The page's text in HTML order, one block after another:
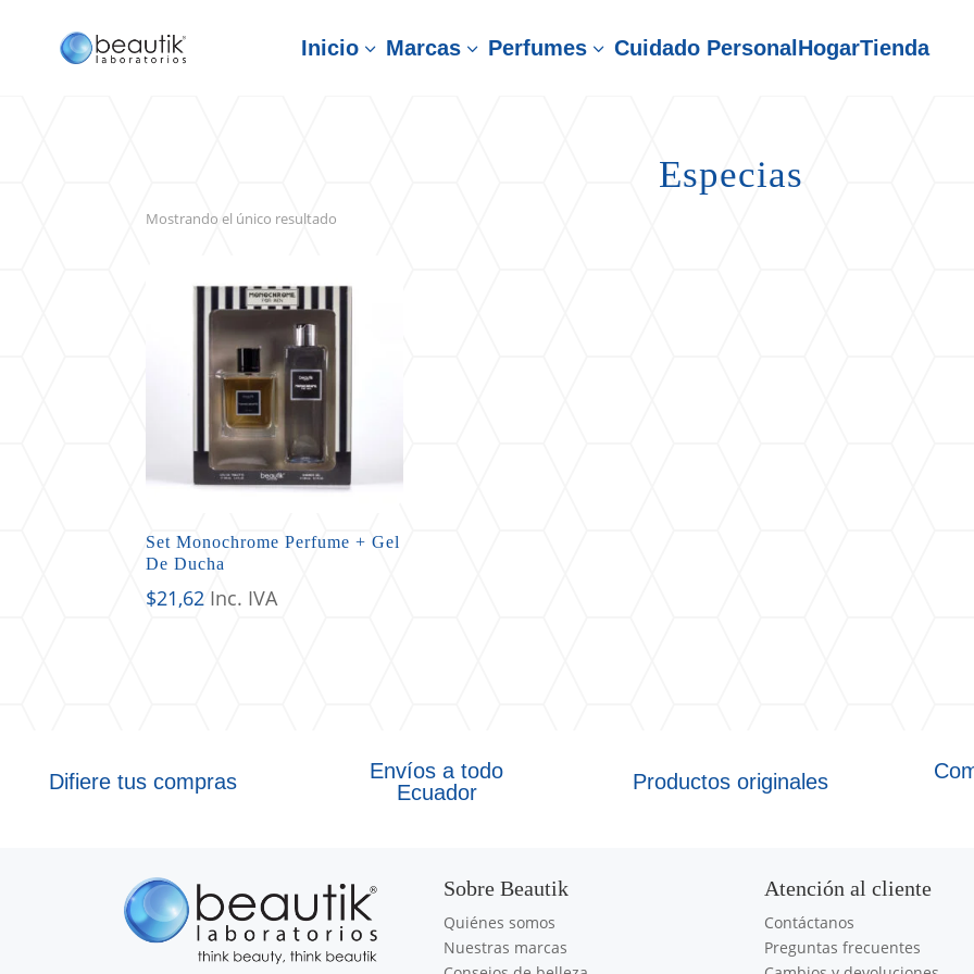
Inicio3 Marcas3 Perfumes3 Cuidado PersonalHogarTienda
Especias
Mostrando el único resultado
Set Monochrome Perfume + Gel
De Ducha
$21,62 Inc. IVA
Difiere tus compras
Envíos a todo
Ecuador
Productos originales
Sobre Beautik
Quiénes somos
Nuestras marcas
Atención al cliente
Contáctanos
Preguntas frecuentes